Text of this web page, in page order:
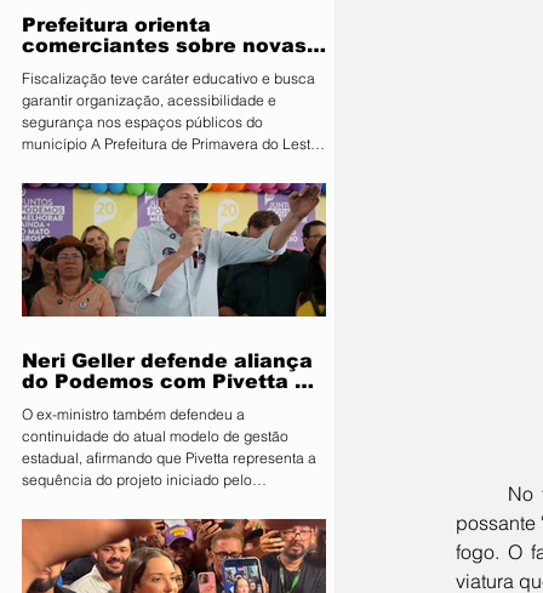
Prefeitura orienta
comerciantes sobre novas
trucks
Fiscalização teve caráter educativo e busca
garantir organização, acessibilidade e
segurança nos espaços públicos do
município A Prefeitura de Primavera do Leste,
Segurança Pública e Mobilidade Urbana, em
parceria com a Fiscalização de Obras e
Posturas, realizou uma ação de orientação
aos proprietários de food trucks e
comerciantes ambulantes na noite desta
sexta-feira (31), sobre as novas regras para
utilização de mesas e cadeiras em espa
Neri Geller defende aliança
do Podemos com Pivetta e
com esse acordo
O ex-ministro também defendeu a
continuidade do atual modelo de gestão
estadual, afirmando que Pivetta representa a
sequência do projeto iniciado pelo
deputado federal pelo Podemos, Neri Geller,
participa nesta terça-feira (4) da convenção
do Republicanos e afirmou acreditar que o
partido deve oficializar uma aliança com a
possante
fogo. O
viatura